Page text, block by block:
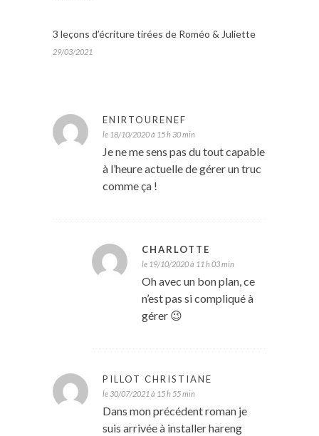
3 leçons d’écriture tirées de Roméo & Juliette
29/03/2021
ENIRTOURENEF
le 18/10/2020 à 15 h 30 min
Je ne me sens pas du tout capable
à l’heure actuelle de gérer un truc
comme ça !
CHARLOTTE
le 19/10/2020 à 11 h 03 min
Oh avec un bon plan, ce
n’est pas si compliqué à
gérer 😉
PILLOT CHRISTIANE
le 30/07/2021 à 15 h 55 min
Dans mon précédent roman je
suis arrivée à installer hareng